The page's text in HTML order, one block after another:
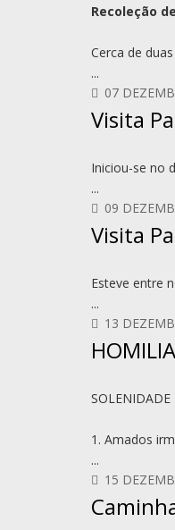
Recoleção
Cerca de
...
07
Visita
Iniciou-se no
...
09
Visita
Esteve entre
...
13
SOLENIDADE
1. Amados
...
15